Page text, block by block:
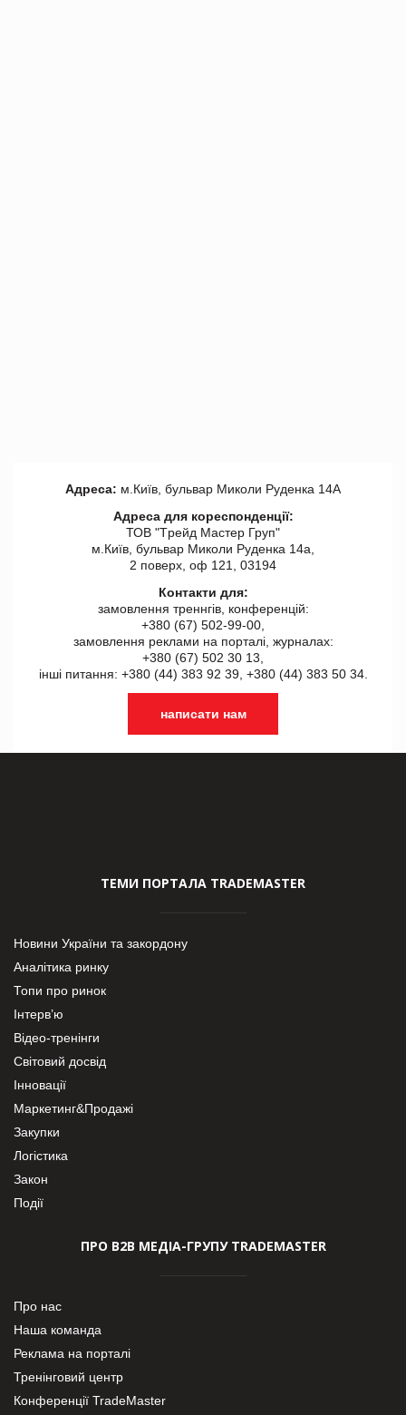
Адреса: м.Київ, бульвар Миколи Руденка 14А
Адреса для кореспонденції:
ТОВ "Tрейд Мастер Груп"
м.Київ, бульвар Миколи Руденка 14а,
2 поверх, оф 121, 03194
Контакти для:
замовлення треннгів, конференцій:
+380 (67) 502-99-00,
замовлення реклами на порталі, журналах:
+380 (67) 502 30 13,
інші питання: +380 (44) 383 92 39, +380 (44) 383 50 34.
написати нам
ТЕМИ ПОРТАЛА TRADEMASTER
Новини України та закордону
Аналітика ринку
Топи про ринок
Інтерв’ю
Відео-тренінги
Світовий досвід
Інновації
Маркетинг&Продажі
Закупки
Логістика
Закон
Події
ПРО В2В МЕДІА-ГРУПУ TRADEMASTER
Про нас
Наша команда
Реклама на порталі
Тренінговий центр
Конференції TradeMaster